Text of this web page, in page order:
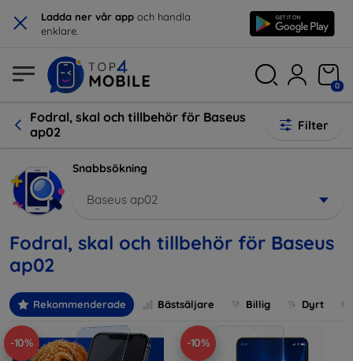
× Ladda ner vår app och handla
enklare.
0
Fodral, skal och tillbehör för Baseus
ap02
Filter
Snabbsökning
Baseus ap02
Fodral, skal och tillbehör för Baseus
ap02
Rekommenderade Bästsäljare Billig Dyrt
-10% -10%